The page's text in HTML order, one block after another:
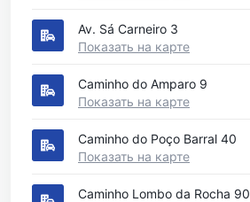
Av. Sá Carneiro 3
Показать на карте
Caminho do Amparo 9
Показать на карте
Caminho do Poço Barral 40
Показать на карте
Caminho Lombo da Rocha 90